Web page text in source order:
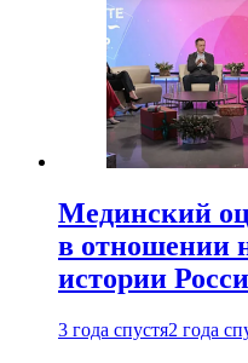
Мединский
в отношении
истории
3 года спустя2 года